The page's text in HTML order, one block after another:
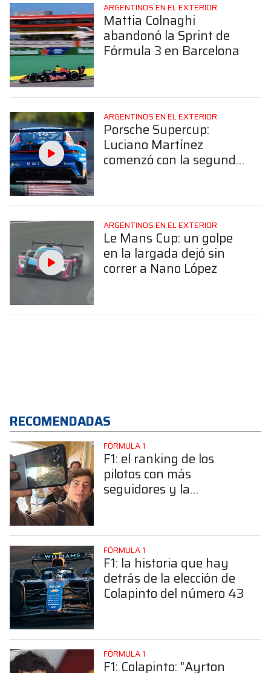
ARGENTINOS EN EL EXTERIOR
Mattia Colnaghi
abandonó la Sprint de
Fórmula 3 en Barcelona
ARGENTINOS EN EL EXTERIOR
Porsche Supercup:
Luciano Martínez
comenzó con la segunda
ARGENTINOS EN EL EXTERIOR
Le Mans Cup: un golpe
en la largada dejó sin
correr a Nano López
RECOMENDADAS
FÓRMULA 1
F1: el ranking de los
pilotos con más
seguidores y la
FÓRMULA 1
F1: la historia que hay
detrás de la elección de
Colapinto del número 43
FÓRMULA 1
F1: Colapinto: "Ayrton